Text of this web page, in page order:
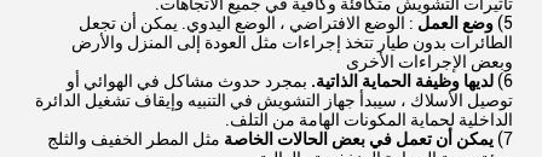
5) وضع العمل : الوضع الافتراضي ، الوضع اليدوي. يمكن أن تجعل
الطائرات بدون طيار تتخذ إجراءات مثل العودة إلى المنزل والأرض
وبعض الإجراءات الأخرى
6) لديها وظيفة الحماية الذاتية. بمجرد حدوث مشاكل في الهوائي أو
توصيل الأسلاك ، سيبدأ جهاز التشويش في التنبيه وإيقاف تشغيل الدائرة
الداخلية لحماية المكونات الهامة من التلف.
7) يمكن أن تعمل في بعض الحالات الخاصة مثل المطر الخفيف والثلج